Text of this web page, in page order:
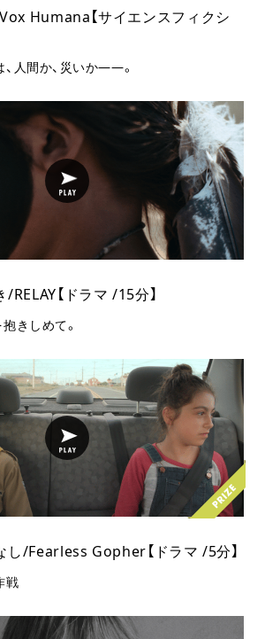
Humana【サイエンスフィクシ
人間か、災いか――。
【ドラマ /15分】
きしめて。
し/Fearless Gopher【ドラマ /5分】
戦